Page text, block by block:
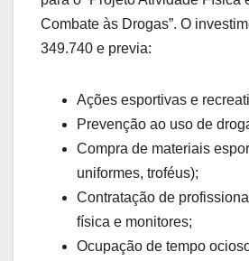
Combate às Drogas”. O
349.740 e previa:
Ações esportivas e
Prevenção ao uso de
Compra de materiais
uniformes, troféus);
Contratação de
física e monitores;
Ocupação de tempo